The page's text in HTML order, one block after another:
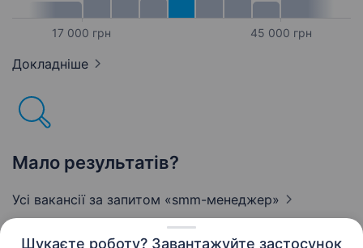
Шукаєте роботу? Завантажуйте застосунок
17 000 грн 45 000 грн
Докладніше
Мало результатів?
Усі вакансії за запитом «smm-менеджер»